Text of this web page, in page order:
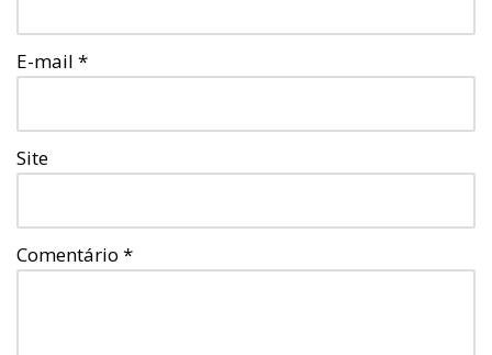
E-mail *
Site
Comentário *